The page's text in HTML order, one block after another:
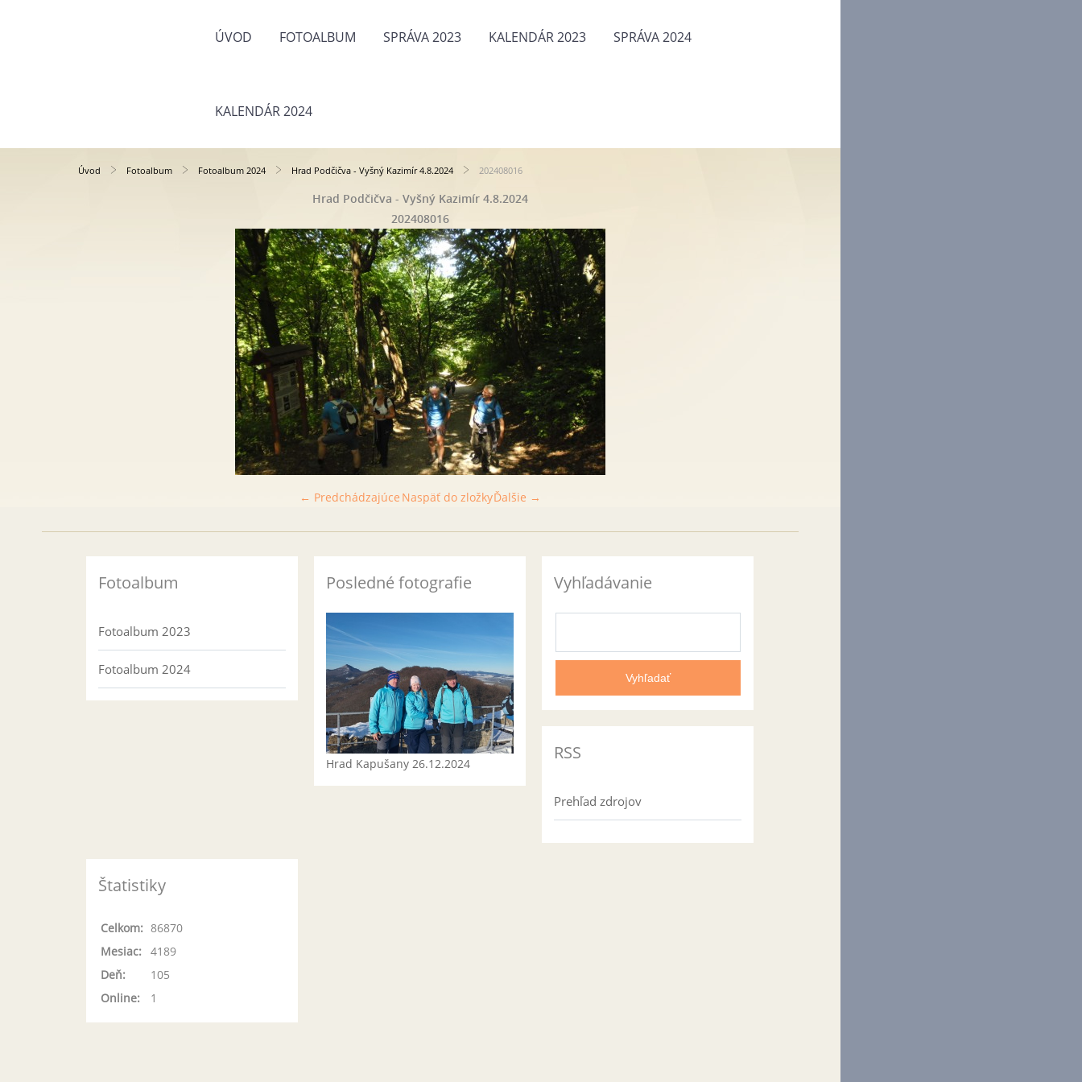
ÚVOD FOTOALBUM SPRÁVA 2023 KALENDÁR 2023 SPRÁVA 2024
KALENDÁR 2024
Úvod Fotoalbum Fotoalbum 2024 Hrad Podčičva - Vyšný Kazimír 4.8.2024 202408016
Hrad Podčičva - Vyšný Kazimír 4.8.2024
202408016
← Predchádzajúce Ďalšie →
Naspäť do zložky
Fotoalbum
Fotoalbum 2023
Fotoalbum 2024
Posledné fotografie
Hrad Kapušany 26.12.2024
Vyhľadávanie
RSS
Prehľad zdrojov
Štatistiky
Online: 1
Celkom: 86870
Mesiac: 4189
Deň:
105